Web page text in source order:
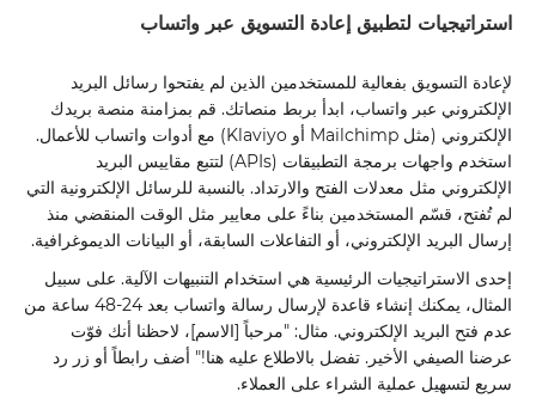
استراتيجيات لتطبيق إعادة التسويق عبر واتساب
لإعادة التسويق بفعالية للمستخدمين الذين لم يفتحوا رسائل البريد
الإلكتروني عبر واتساب، ابدأ بربط منصاتك. قم بمزامنة منصة بريدك
الإلكتروني (مثل Mailchimp أو Klaviyo) مع أدوات واتساب للأعمال.
استخدم واجهات برمجة التطبيقات (APIs) لتتبع مقاييس البريد
الإلكتروني مثل معدلات الفتح والارتداد. بالنسبة للرسائل الإلكترونية التي
لم تُفتح، قسّم المستخدمين بناءً على معايير مثل الوقت المنقضي منذ
إرسال البريد الإلكتروني، أو التفاعلات السابقة، أو البيانات الديموغرافية.
إحدى الاستراتيجيات الرئيسية هي استخدام التنبيهات الآلية. على سبيل
المثال، يمكنك إنشاء قاعدة لإرسال رسالة واتساب بعد 24-48 ساعة من
عدم فتح البريد الإلكتروني. مثال: "مرحباً [الاسم]، لاحظنا أنك فوّت
عرضنا الصيفي الأخير. تفضل بالاطلاع عليه هنا!" أضف رابطاً أو زر رد
سريع لتسهيل عملية الشراء على العملاء.